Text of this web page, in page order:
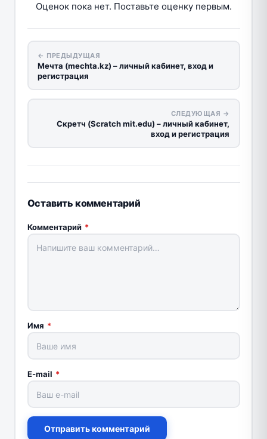
Оценок пока нет. Поставьте оценку первым.
← ПРЕДЫДУЩАЯ
Мечта (mechta.kz) – личный кабинет, вход и
регистрация
СЛЕДУЮЩАЯ →
Скретч (Scratch mit.edu) – личный кабинет,
вход и регистрация
Оставить комментарий
Комментарий *
Имя *
E-mail *
Отправить комментарий